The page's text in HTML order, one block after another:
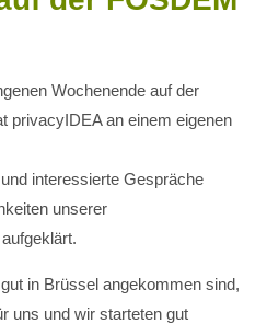
Wochenende auf der
privacyIDEA an einem eigenen
interessierte Gespräche
unserer
in Brüssel angekommen sind,
uns und wir starteten gut